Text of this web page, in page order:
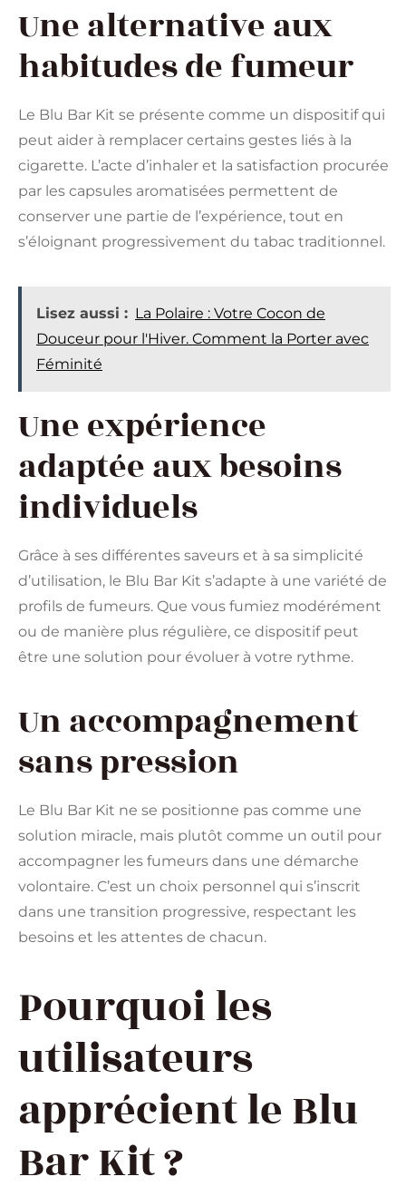
Une alternative aux
habitudes de fumeur
Le Blu Bar Kit se présente comme un dispositif qui
peut aider à remplacer certains gestes liés à la
cigarette. L’acte d’inhaler et la satisfaction procurée
par les capsules aromatisées permettent de
conserver une partie de l’expérience, tout en
s’éloignant progressivement du tabac traditionnel.
Lisez aussi : La Polaire : Votre Cocon de
Douceur pour l'Hiver. Comment la Porter avec
Féminité
Une expérience
adaptée aux besoins
individuels
Grâce à ses différentes saveurs et à sa simplicité
d’utilisation, le Blu Bar Kit s’adapte à une variété de
profils de fumeurs. Que vous fumiez modérément
ou de manière plus régulière, ce dispositif peut
être une solution pour évoluer à votre rythme.
Un accompagnement
sans pression
Le Blu Bar Kit ne se positionne pas comme une
solution miracle, mais plutôt comme un outil pour
accompagner les fumeurs dans une démarche
volontaire. C’est un choix personnel qui s’inscrit
dans une transition progressive, respectant les
besoins et les attentes de chacun.
Pourquoi les
utilisateurs
apprécient le Blu
Bar Kit ?